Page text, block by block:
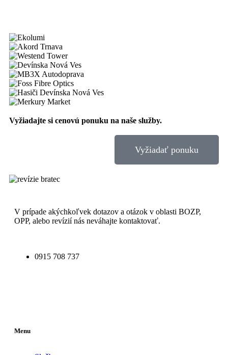
Vyžiadajte si cenovú ponuku na naše služby.
Vyžiadať ponuku
V prípade akýchkoľvek dotazov a otázok v oblasti BOZP,
OPP, alebo revízií nás neváhajte kontaktovať.
0915 708 737
Menu